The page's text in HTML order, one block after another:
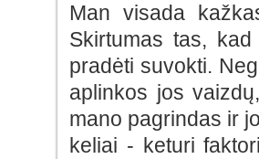
Man visada
Skirtumas tas,
pradėti suvokti.
aplinkos jos
mano pagrindas ir
keliai - keturi